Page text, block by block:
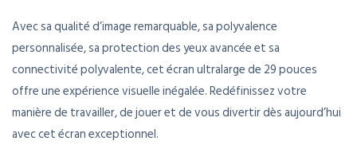
Avec sa qualité d’image remarquable, sa polyvalence
personnalisée, sa protection des yeux avancée et sa
connectivité polyvalente, cet écran ultralarge de 29 pouces
offre une expérience visuelle inégalée. Redéfinissez votre
manière de travailler, de jouer et de vous divertir dès aujourd’hui
avec cet écran exceptionnel.